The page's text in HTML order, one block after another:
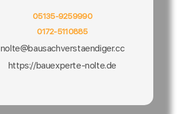
05135-9259990
0172-5110885
nolte@bausachverstaendiger.cc
https://bauexperte-nolte.de